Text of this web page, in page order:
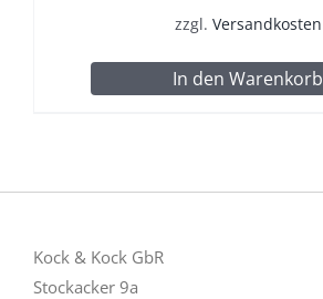
zzgl. Versandkosten
In den Warenkorb
Kock & Kock GbR
Stockacker 9a